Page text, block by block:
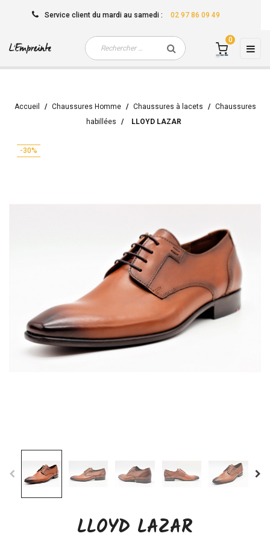
Service client du mardi au samedi : 02 97 86 09 49
☰
0
Accueil Chaussures Homme Chaussures à lacets
Chaussures
habillées
LLOYD LAZAR
-30%
LLOYD LAZAR